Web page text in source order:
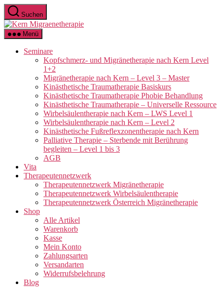
Zum
Inhalt
springen
Suchen
Kern
Menü
Seminare
Kopfschmerz- und Migränetherapie nach Kern Level
1+2
Migränetherapie nach Kern – Level 3 – Master
Kinästhetische Traumatherapie Basiskurs
Kinästhetische Traumatherapie Phobie Behandlung
Kinästhetische Traumatherapie – Universelle Ressource
Wirbelsäulentherapie nach Kern – LWS Level 1
Wirbelsäulentherapie nach Kern – Level 2
Kinästhetische Fußreflexzonentherapie nach Kern
Palliative Therapie – Sterbende mit Berührung
begleiten – Level 1 bis 3
AGB
Vita
Therapeutennetzwerk
Therapeutennetzwerk Migränetherapie
Therapeutennetzwerk Wirbelsäulentherapie
Therapeutennetzwerk Österreich Migränetherapie
Shop
Alle Artikel
Warenkorb
Kasse
Mein Konto
Zahlungsarten
Versandarten
Widerrufsbelehrung
Blog